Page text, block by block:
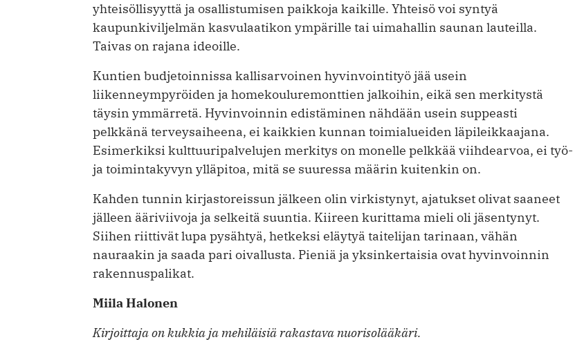
yhteisöllisyyttä ja osallistumisen paikkoja kaikille. Yhteisö voi syntyä
kaupunkiviljelmän kasvulaatikon ympärille tai uimahallin saunan lauteilla.
Taivas on rajana ideoille.
Kuntien budjetoinnissa kallisarvoinen hyvinvointityö jää usein
liikenneympyröiden ja homekouluremonttien jalkoihin, eikä sen merkitystä
täysin ymmärretä. Hyvinvoinnin edistäminen nähdään usein suppeasti
pelkkänä terveysaiheena, ei kaikkien kunnan toimialueiden läpileikkaajana.
Esimerkiksi kulttuuripalvelujen merkitys on monelle pelkkää viihdearvoa, ei työ-
ja toimintakyvyn ylläpitoa, mitä se suuressa määrin kuitenkin on.
Kahden tunnin kirjastoreissun jälkeen olin virkistynyt, ajatukset olivat saaneet
jälleen ääri­viivoja ja selkeitä suuntia. Kiireen kurittama mieli oli jäsentynyt.
Siihen riittivät lupa pysähtyä, hetkeksi eläytyä taitelijan tarinaan, vähän
nauraakin ja saada pari oivallusta. Pieniä ja yksin­kertaisia ovat hyvinvoinnin
rakennuspalikat.
Miila Halonen
Kirjoittaja on kukkia ja mehiläisiä rakastava nuorisolääkäri.